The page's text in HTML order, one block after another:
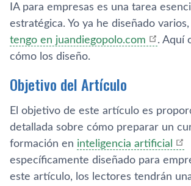
IA para empresas es una tarea
estratégica. Yo ya he diseñado varios,
tengo en juandiegopolo.com
. Aquí
cómo los diseño.
Objetivo del Artículo
El objetivo de este artículo es
detallada sobre cómo preparar un
formación en inteligencia artificial
específicamente diseñado para
este artículo, los lectores tendrán